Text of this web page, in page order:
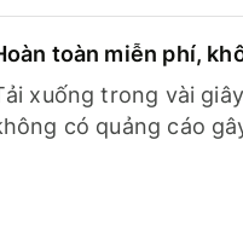
toàn miễn phí,
xuống trong vài
có quảng cáo